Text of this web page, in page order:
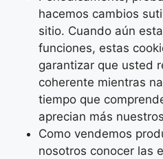
hacemos cambios
sitio. Cuando aún
funciones, estas
garantizar que usted
coherente mientras
tiempo que
aprecian más
Como vendemos
nosotros conocer las